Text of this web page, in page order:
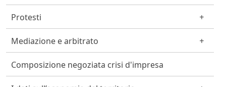
Protesti
Mediazione e arbitrato
Composizione negoziata crisi d'impresa